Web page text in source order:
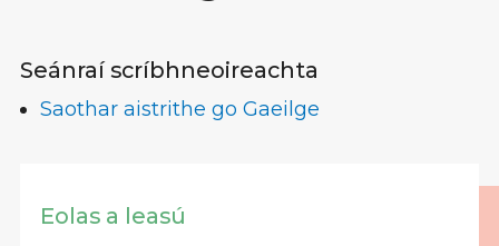
Seánraí scríbhneoireachta
Saothar aistrithe go Gaeilge
Eolas a leasú